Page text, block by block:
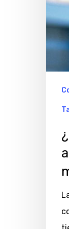
el
móvil
y
la